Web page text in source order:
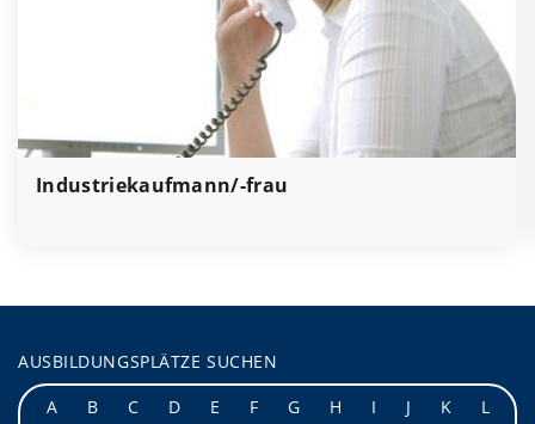
Industriekaufmann/-frau
AUSBILDUNGSPLÄTZE SUCHEN
A
B C D E F G H I J K
L